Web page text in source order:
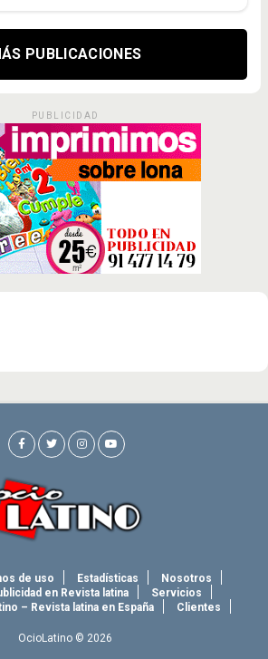
PUBLICACIONES
PUBLICIDAD
de uso Estadísticas
Nosotros
en Revista latina
Servicios
– Revista latina en España
Clientes
OcioLatino © 2026